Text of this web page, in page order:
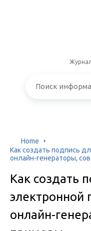
Home
Как создать подпись
онлайн-генераторы,
Как создать
электронной
онлайн-